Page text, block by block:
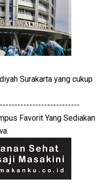
Surakarta yang cukup
Favorit Yang Sediakan